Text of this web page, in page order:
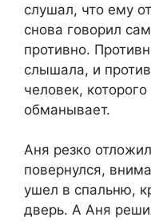
слушал, что ему
снова говорил
противно.
слышала, и
человек,
обманывает.
Аня резко
повернулся,
ушел в спальню,
дверь. А Аня